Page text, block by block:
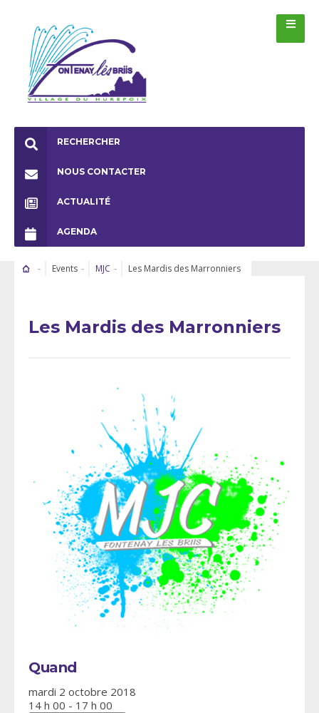
RECHERCHER
NOUS CONTACTER
ACTUALITÉ
AGENDA
Events MJC Les Mardis des Marronniers
Les Mardis des Marronniers
Quand
mardi 2 octobre 2018
14 h 00 - 17 h 00